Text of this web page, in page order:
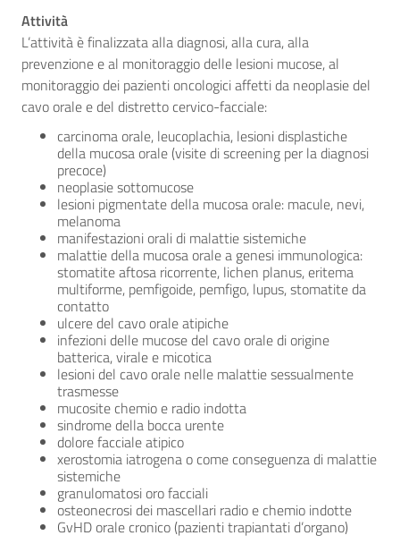
Attività
L’attività è finalizzata alla diagnosi, alla cura, alla
prevenzione e al monitoraggio delle lesioni mucose, al
monitoraggio dei pazienti oncologici affetti da neoplasie del
cavo orale e del distretto cervico-facciale:
carcinoma orale, leucoplachia, lesioni displastiche
della mucosa orale (visite di screening per la diagnosi
precoce)
neoplasie sottomucose
lesioni pigmentate della mucosa orale: macule, nevi,
melanoma
manifestazioni orali di malattie sistemiche
malattie della mucosa orale a genesi immunologica:
stomatite aftosa ricorrente, lichen planus, eritema
multiforme, pemfigoide, pemfigo, lupus, stomatite da
contatto
ulcere del cavo orale atipiche
infezioni delle mucose del cavo orale di origine
batterica, virale e micotica
lesioni del cavo orale nelle malattie sessualmente
trasmesse
mucosite chemio e radio indotta
sindrome della bocca urente
dolore facciale atipico
xerostomia iatrogena o come conseguenza di malattie
sistemiche
granulomatosi oro facciali
osteonecrosi dei mascellari radio e chemio indotte
GvHD orale cronico (pazienti trapiantati d’organo)